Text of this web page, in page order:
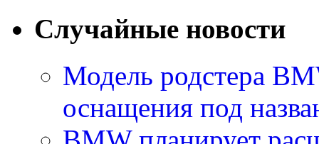
Случайные новости
Модель родстера
оснащения под